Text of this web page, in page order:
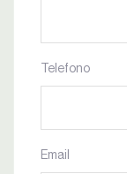
Telefono
Email